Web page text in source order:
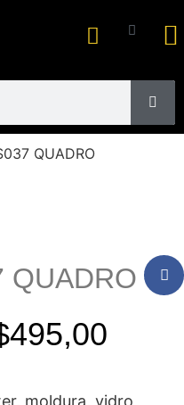
QUADRO
QUADRO
495,00